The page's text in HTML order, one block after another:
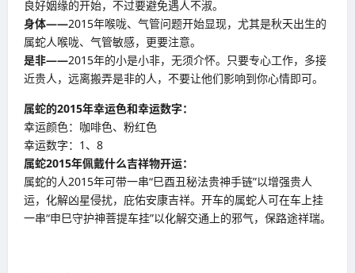
良好姻缘的开始，不过要避免遇人不淑。
身体——2015年喉咙、气管问题开始显现，尤其是秋天出生的
属蛇人喉咙、气管敏感，更要注意。
是非——2015年的小是小非，无须介怀。只要专心工作，多接
近贵人，远离搬弄是非的人，不要让他们影响到你心情即可。
属蛇的2015年幸运色和幸运数字：
幸运颜色：咖啡色、粉红色
幸运数字：1、8
属蛇2015年佩戴什么吉祥物开运：
属蛇的人2015年可带一串“巳酉丑秘法贵神手链”以增强贵人
运，化解凶星侵扰，庇佑安康吉祥。开车的属蛇人可在车上挂
一串“申巳守护神菩提车挂”以化解交通上的邪气，保路途祥瑞。